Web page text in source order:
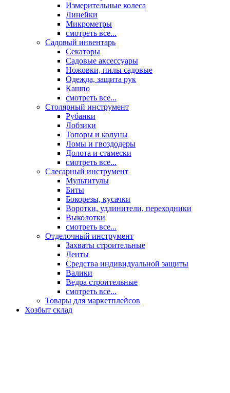
Измерительные колеса
Линейки
Микрометры
смотреть все...
Садовый инвентарь
Секаторы
Садовые аксессуары
Ножовки, пилы садовые
Одежда, защита рук
Кашпо
смотреть все...
Столярный инструмент
Рубанки
Лобзики
Топоры и колуны
Ломы и гвоздодеры
Долота и стамески
смотреть все...
Слесарный инструмент
Мультитулы
Биты
Бокорезы, кусачки
Воротки, удлинители, переходники
Выколотки
смотреть все...
Отделочный инструмент
Захваты строительные
Ленты
Средства индивидуальной защиты
Валики
Ведра строительные
смотреть все...
Товары для маркетплейсов
Хозбыт склад